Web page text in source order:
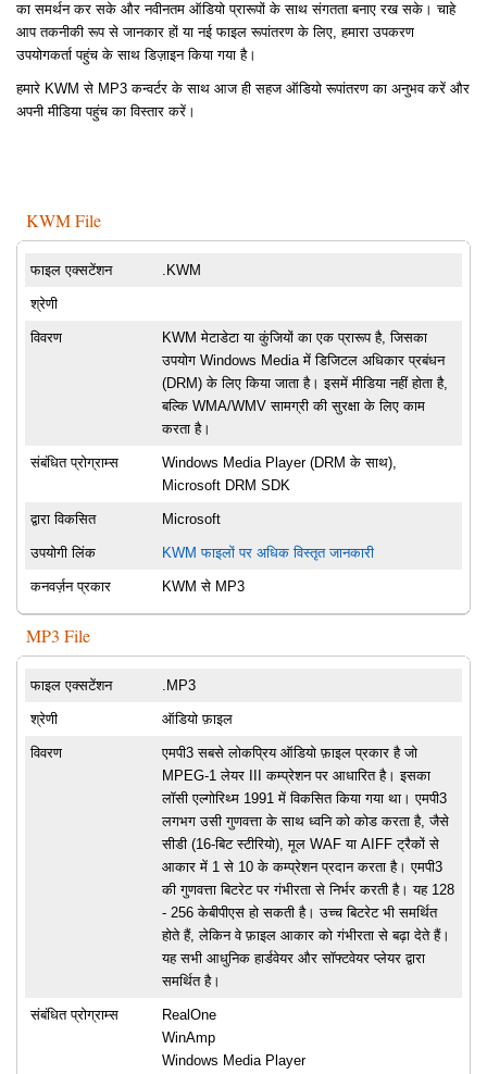
का समर्थन कर सके और नवीनतम ऑडियो प्रारूपों के साथ संगतता बनाए रख सके। चाहे
आप तकनीकी रूप से जानकार हों या नई फाइल रूपांतरण के लिए, हमारा उपकरण
उपयोगकर्ता पहुंच के साथ डिज़ाइन किया गया है।
हमारे KWM से MP3 कन्वर्टर के साथ आज ही सहज ऑडियो रूपांतरण का अनुभव करें और
अपनी मीडिया पहुंच का विस्तार करें।
KWM File
फाइल एक्सटेंशन .KWM
श्रेणी
विवरण
KWM मेटाडेटा या कुंजियों का एक प्रारूप है, जिसका
उपयोग Windows Media में डिजिटल अधिकार प्रबंधन
(DRM) के लिए किया जाता है। इसमें मीडिया नहीं होता है,
बल्कि WMA/WMV सामग्री की सुरक्षा के लिए काम
करता है।
संबंधित प्रोग्राम्स
Windows Media Player (DRM के साथ),
Microsoft DRM SDK
द्वारा विकसित Microsoft
उपयोगी लिंक KWM फाइलों पर अधिक विस्तृत जानकारी
कनवर्ज़न प्रकार KWM से MP3
MP3 File
फाइल एक्सटेंशन .MP3
श्रेणी ऑडियो फ़ाइल
विवरण
एमपी3 सबसे लोकप्रिय ऑडियो फ़ाइल प्रकार है जो
MPEG-1 लेयर III कम्प्रेशन पर आधारित है। इसका
लॉसी एल्गोरिथ्म 1991 में विकसित किया गया था। एमपी3
लगभग उसी गुणवत्ता के साथ ध्वनि को कोड करता है, जैसे
सीडी (16-बिट स्टीरियो), मूल WAF या AIFF ट्रैकों से
आकार में 1 से 10 के कम्प्रेशन प्रदान करता है। एमपी3
की गुणवत्ता बिटरेट पर गंभीरता से निर्भर करती है। यह 128
- 256 केबीपीएस हो सकती है। उच्च बिटरेट भी समर्थित
होते हैं, लेकिन वे फ़ाइल आकार को गंभीरता से बढ़ा देते हैं।
यह सभी आधुनिक हार्डवेयर और सॉफ्टवेयर प्लेयर द्वारा
समर्थित है।
संबंधित प्रोग्राम्स
RealOne
WinAmp
Windows Media Player